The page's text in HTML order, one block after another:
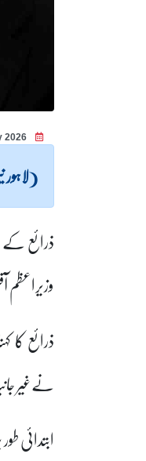
2026
ذرائع کے
ذرائع
نےغیر
ابتدائی